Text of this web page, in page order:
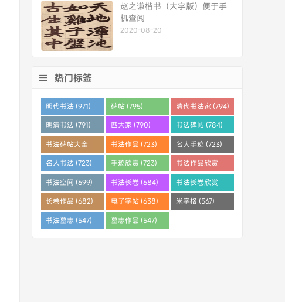
赵之谦楷书（大字版）便于手
机查阅
2020-08-20
热门标签
明代书法 (971) 碑帖 (795) 清代书法家 (794)
明清书法 (791) 四大家 (790) 书法碑帖 (784)
书法碑帖大全
(784)
书法作品 (723) 名人手迹 (723)
名人书法 (723) 手迹欣赏 (723)
书法作品欣赏
(710)
书法空间 (699) 书法长卷 (684)
书法长卷欣赏
(682)
长卷作品 (682) 电子字帖 (638) 米字格 (567)
书法墓志 (547) 墓志作品 (547)